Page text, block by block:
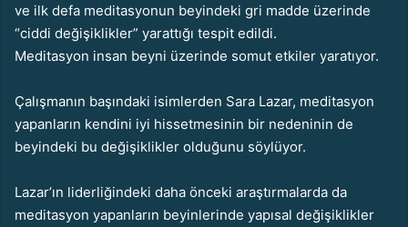
ve ilk defa meditasyonun beyindeki gri madde üzerinde
“ciddi değişiklikler” yarattığı tespit edildi.
Meditasyon insan beyni üzerinde somut etkiler yaratıyor.
Çalışmanın başındaki isimlerden Sara Lazar, meditasyon
yapanların kendini iyi hissetmesinin bir nedeninin de
beyindeki bu değişiklikler olduğunu söylüyor.
Lazar’ın liderliğindeki daha önceki araştırmalarda da
meditasyon yapanların beyinlerinde yapısal değişiklikler